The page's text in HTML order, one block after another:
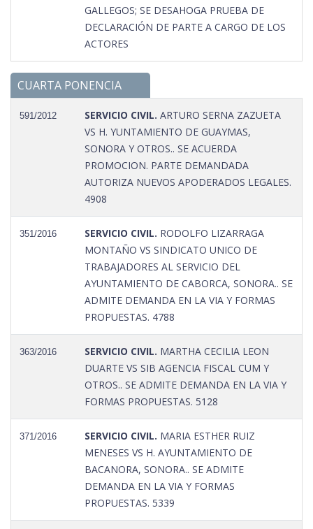
GALLEGOS; SE DESAHOGA PRUEBA DE
DECLARACIÓN DE PARTE A CARGO DE LOS
ACTORES
CUARTA PONENCIA
591/2012 SERVICIO CIVIL. ARTURO SERNA ZAZUETA
VS H. YUNTAMIENTO DE GUAYMAS,
SONORA Y OTROS.. SE ACUERDA
PROMOCION. PARTE DEMANDADA
AUTORIZA NUEVOS APODERADOS LEGALES.
4908
351/2016 SERVICIO CIVIL. RODOLFO LIZARRAGA
MONTAÑO VS SINDICATO UNICO DE
TRABAJADORES AL SERVICIO DEL
AYUNTAMIENTO DE CABORCA, SONORA.. SE
ADMITE DEMANDA EN LA VIA Y FORMAS
PROPUESTAS. 4788
363/2016 SERVICIO CIVIL. MARTHA CECILIA LEON
DUARTE VS SIB AGENCIA FISCAL CUM Y
OTROS.. SE ADMITE DEMANDA EN LA VIA Y
FORMAS PROPUESTAS. 5128
371/2016 SERVICIO CIVIL. MARIA ESTHER RUIZ
MENESES VS H. AYUNTAMIENTO DE
BACANORA, SONORA.. SE ADMITE
DEMANDA EN LA VIA Y FORMAS
PROPUESTAS. 5339